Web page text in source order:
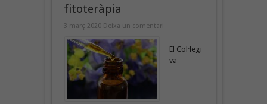
fitoteràpia
3 març 2020 Deixa un comentari
El Col·legi
va